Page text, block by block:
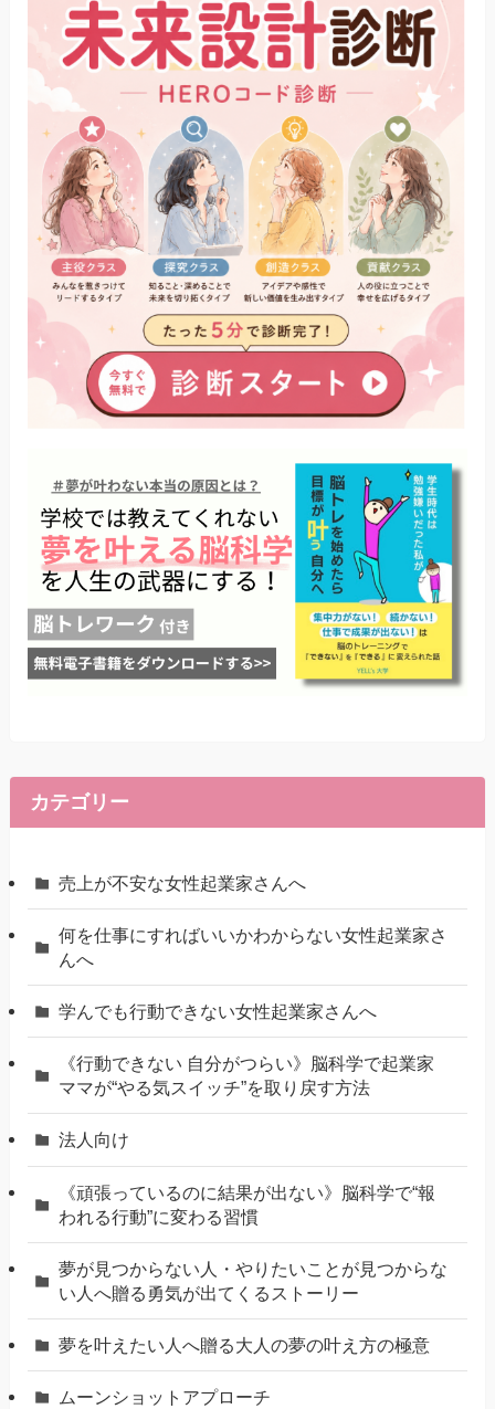
カテゴリー
売上が不安な女性起業家さんへ
何を仕事にすればいいかわからない女性起業家さ
んへ
学んでも行動できない女性起業家さんへ
《行動できない 自分がつらい》脳科学で起業家
ママが“やる気スイッチ”を取り戻す方法
法人向け
《頑張っているのに結果が出ない》脳科学で“報
われる行動”に変わる習慣
夢が見つからない人・やりたいことが見つからな
い人へ贈る勇気が出てくるストーリー
夢を叶えたい人へ贈る大人の夢の叶え方の極意
ムーンショットアプローチ